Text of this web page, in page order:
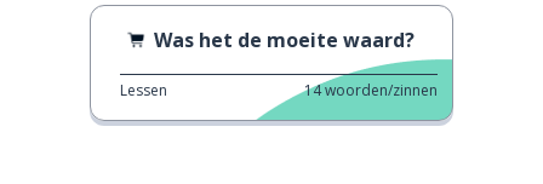
Was het de moeite waard?
Lessen 14woorden/zinnen